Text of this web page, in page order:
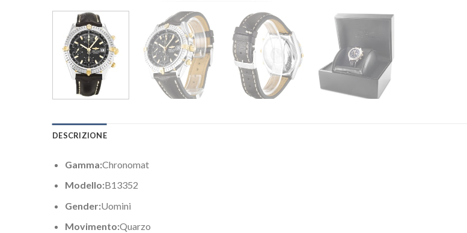
DESCRIZIONE
Gamma:Chronomat
Modello:B13352
Gender:Uomini
Movimento:Quarzo